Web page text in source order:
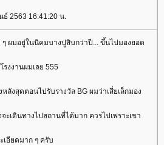
2563 16:41:20 น.
ผมอยู่ในนิคมบางปูสิบกว่าปี... ขึ้นไปมองยอด
งงานผมเลย 555
ลังสุดตอนไปรับรางวัล BG ผมว่าเสี่ยเล็กมอง
ะเดินทางไปสถานที่ได้มาก ควรไปเพราะเขา
เอียดมาก ๆ ครับ